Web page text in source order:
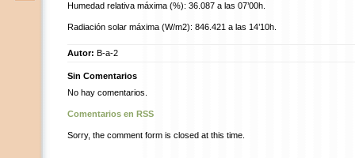
Humedad relativa máxima (%): 36.087 a las 07’00h.
Radiación solar máxima (W/m2): 846.421 a las 14’10h.
Autor: B-a-2
Sin Comentarios
No hay comentarios.
Comentarios en RSS
Sorry, the comment form is closed at this time.